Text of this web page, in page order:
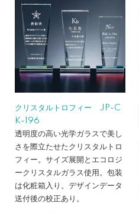
クリスタルトロフィー JP-C
K-196
透明度の高い光学ガラスで美し
さを際立たせたクリスタルトロ
フィー。サイズ展開とエコロジ
ークリスタルガラス使用。包装
は化粧箱入り。デザインデータ
送付後の校正あり。